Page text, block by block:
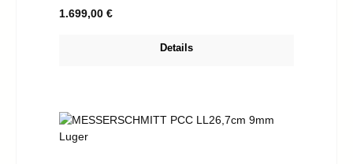
Regulärer Preis:
1.699,00 €
Details